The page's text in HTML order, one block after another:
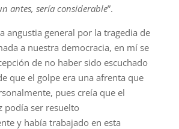
antes, sería considerable”.
angustia general por la tragedia de
a nuestra democracia, en mí se
de no haber sido escuchado
que el golpe era una afrenta que
pues creía que el
podía ser resuelto
y había trabajado en esta